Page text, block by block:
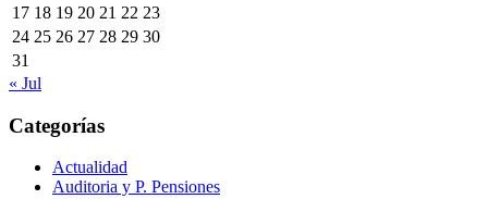
17 18 19 20 21 22 23
24 25 26 27 28 29 30
31
« Jul
Categorías
Actualidad
Auditoria y P. Pensiones